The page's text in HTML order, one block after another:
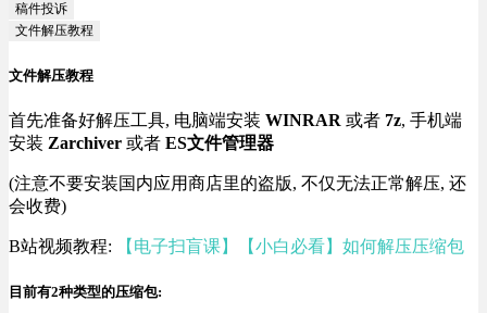
稿件投诉
文件解压教程
文件解压教程
首先准备好解压工具, 电脑端安装 WINRAR 或者 7z, 手机端
安装 Zarchiver 或者 ES文件管理器
(注意不要安装国内应用商店里的盗版, 不仅无法正常解压, 还
会收费)
B站视频教程: 【电子扫盲课】【小白必看】如何解压压缩包
目前有2种类型的压缩包: